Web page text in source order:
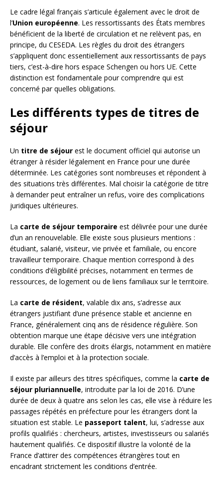
Le cadre légal français s’articule également avec le droit de
l’Union européenne. Les ressortissants des États membres
bénéficient de la liberté de circulation et ne relèvent pas, en
principe, du CESEDA. Les règles du droit des étrangers
s’appliquent donc essentiellement aux ressortissants de pays
tiers, c’est-à-dire hors espace Schengen ou hors UE. Cette
distinction est fondamentale pour comprendre qui est
concerné par quelles obligations.
Les différents types de titres de
séjour
Un titre de séjour est le document officiel qui autorise un
étranger à résider légalement en France pour une durée
déterminée. Les catégories sont nombreuses et répondent à
des situations très différentes. Mal choisir la catégorie de titre
à demander peut entraîner un refus, voire des complications
juridiques ultérieures.
La carte de séjour temporaire est délivrée pour une durée
d’un an renouvelable. Elle existe sous plusieurs mentions :
étudiant, salarié, visiteur, vie privée et familiale, ou encore
travailleur temporaire. Chaque mention correspond à des
conditions d’éligibilité précises, notamment en termes de
ressources, de logement ou de liens familiaux sur le territoire.
La carte de résident, valable dix ans, s’adresse aux
étrangers justifiant d’une présence stable et ancienne en
France, généralement cinq ans de résidence régulière. Son
obtention marque une étape décisive vers une intégration
durable. Elle confère des droits élargis, notamment en matière
d’accès à l’emploi et à la protection sociale.
Il existe par ailleurs des titres spécifiques, comme la carte de
séjour pluriannuelle, introduite par la loi de 2016. D’une
durée de deux à quatre ans selon les cas, elle vise à réduire les
passages répétés en préfecture pour les étrangers dont la
situation est stable. Le passeport talent, lui, s’adresse aux
profils qualifiés : chercheurs, artistes, investisseurs ou salariés
hautement qualifiés. Ce dispositif illustre la volonté de la
France d’attirer des compétences étrangères tout en
encadrant strictement les conditions d’entrée.